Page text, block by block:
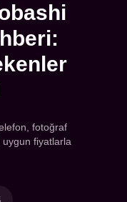
fotoğraf
fiyatlarla